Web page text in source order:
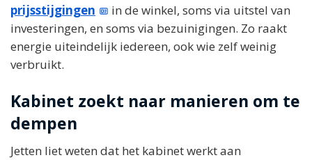
prijsstijgingen
in de winkel, soms via uitstel van
investeringen, en soms via bezuinigingen. Zo raakt
energie uiteindelijk iedereen, ook wie zelf weinig
verbruikt.
Kabinet zoekt naar manieren om te
dempen
Jetten liet weten dat het kabinet werkt aan